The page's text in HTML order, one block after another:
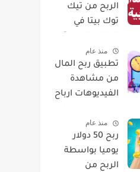
فيديو
الربح من تيك
توك بيتا في
خطوات وأساليب
فعالة - فيديو
منذ عام
تطبيق ربح المال
من مشاهدة
الفيديوهات ارباح
فيديومنذ عام
ربح 50 دولار
يوميا بواسطة
الربح من